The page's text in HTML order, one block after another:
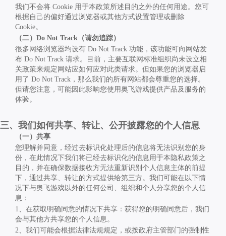
我们不会将 Cookie 用于本政策所述目的之外的任何用途。您可
根据自己的偏好通过浏览器或其他方式设置管理或删除
Cookie。
（二） Do Not Track （请勿追踪）
很多网络浏览器均设有 Do Not Track 功能，该功能可向网站发
布 Do Not Track 请求。目前，主要互联网标准组织尚未设立相
关政策来规定网站应如何应对此类请求。但如果您的浏览器启
用了 Do Not Track ，那么我们的所有网站都会尊重您的选择。
但请您注意，可能因此影响您使用奥飞游戏提供产品及服务的
体验。
三、我们如何共享、转让、公开披露您的个人信息
（一）共享
您理解并同意，经过去标识化处理后的信息将无法识别您的身
份，在此情况下我们将已经去标识化的信息用于本隐私政策之
目的，并在确保数据接收方无法重新识别个人信息主体的前提
下，通过共享、转让的方式提供给第三方。我们可能在以下情
况下与奥飞游戏以外的任何公司、组织和个人分享您的个人信
息：
1
、在获取明确同意的情况下共享：获得您的明确同意后，我们
会与其他方共享您的个人信息。
2 、我们可能会根据法律法规规定，或按政府主管部门的强制性